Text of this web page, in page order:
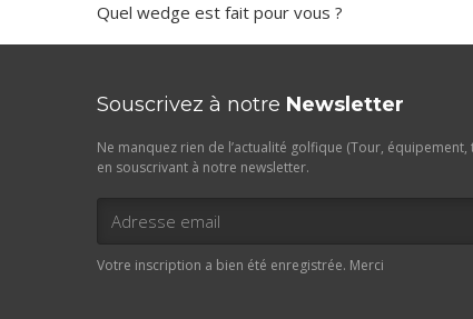
Quel wedge est fait pour vous ?
Souscrivez à notre Newsletter
Ne manquez rien de l’actualité golfique (Tour,
en souscrivant à notre newsletter.
Votre inscription a bien été enregistrée. Merci